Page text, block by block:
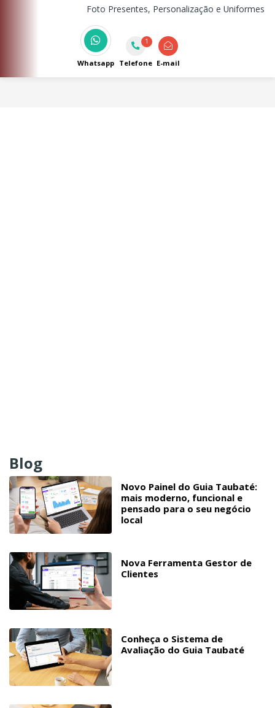
Foto Presentes, Personalização e Uniformes
Whatsapp
1
Telefone E-mail
Blog
Novo Painel do Guia Taubaté:
mais moderno, funcional e
pensado para o seu negócio
local
Nova Ferramenta Gestor de
Clientes
Conheça o Sistema de
Avaliação do Guia Taubaté